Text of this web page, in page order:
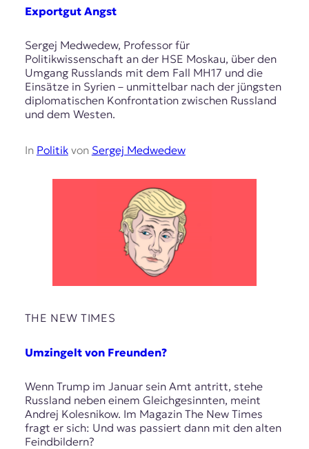
Exportgut Angst
Sergej Medwedew, Professor für
Politikwissenschaft an der HSE Moskau, über den
Umgang Russlands mit dem Fall MH17 und die
Einsätze in Syrien – unmittelbar nach der jüngsten
diplomatischen Konfrontation zwischen Russland
und dem Westen.
In Politikvon Sergej Medwedew
THE NEW TIMES
Umzingelt von Freunden?
Wenn Trump im Januar sein Amt antritt, stehe
Russland neben einem Gleichgesinnten, meint
Andrej Kolesnikow. Im Magazin The New Times
fragt er sich: Und was passiert dann mit den alten
Feindbildern?